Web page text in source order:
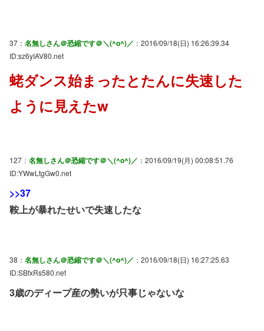
37： 名無しさん＠恐縮です＠＼(^o^)／ ：2016/09/18(日) 16:26:39.34
ID:sz6yIAV80.net
蛯ダンス始まったとたんに失速した
ように見えたw
127： 名無しさん＠恐縮です＠＼(^o^)／ ：2016/09/19(月) 00:08:51.76
ID:YWwLtgGw0.net
>>37
鞍上が暴れたせいで失速したな
38： 名無しさん＠恐縮です＠＼(^o^)／ ：2016/09/18(日) 16:27:25.63
ID:SBfxRs580.net
3歳のディープ産の勢いが只事じゃないな